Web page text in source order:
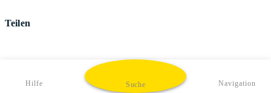
Teilen
Hilfe Suche Navigation